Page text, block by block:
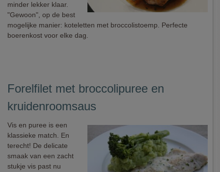
minder lekker klaar.
"Gewoon", op de best
mogelijke manier: koteletten met broccolistoemp. Perfecte
boerenkost voor elke dag.
Forelfilet met broccolipuree en
kruidenroomsaus
Vis en puree is een
klassieke match. En
terecht! De delicate
smaak van een zacht
stukje vis past nu